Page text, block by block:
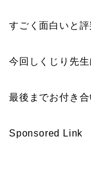
すごく面白いと評
今回しくじり先生
最後までお付き
Sponsored Link